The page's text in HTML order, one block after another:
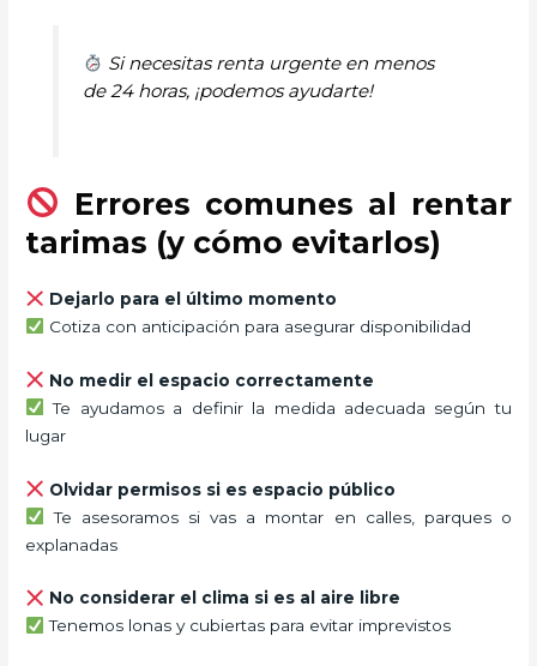
Si necesitas renta urgente en menos
de 24 horas, ¡podemos ayudarte!
Errores comunes al rentar
tarimas (y cómo evitarlos)
Dejarlo para el último momento
Cotiza con anticipación para asegurar disponibilidad
No medir el espacio correctamente
Te ayudamos a definir la medida adecuada según tu
lugar
Olvidar permisos si es espacio público
Te asesoramos si vas a montar en calles, parques o
explanadas
No considerar el clima si es al aire libre
Tenemos lonas y cubiertas para evitar imprevistos